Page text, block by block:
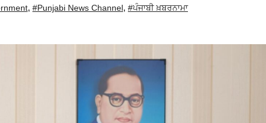
, #Punjabi News Channel, #ਪੰਜਾਬੀ ਖ਼ਬਰਨਾਮਾ